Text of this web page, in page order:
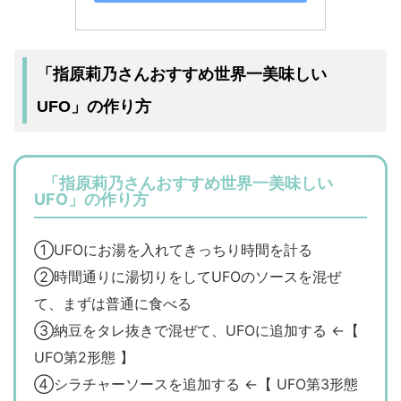
「指原莉乃さんおすすめ世界一美味しい
UFO」の作り方
「指原莉乃さんおすすめ世界一美味しい
UFO」の作り方
①UFOにお湯を入れてきっちり時間を計る
②時間通りに湯切りをしてUFOのソースを混ぜ
て、まずは普通に食べる
③納豆をタレ抜きで混ぜて、UFOに追加する ←【
UFO第2形態 】
④シラチャーソースを追加する ←【 UFO第3形態